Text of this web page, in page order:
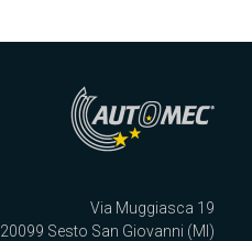
Via Muggiasca 19
20099 Sesto San Giovanni (MI)